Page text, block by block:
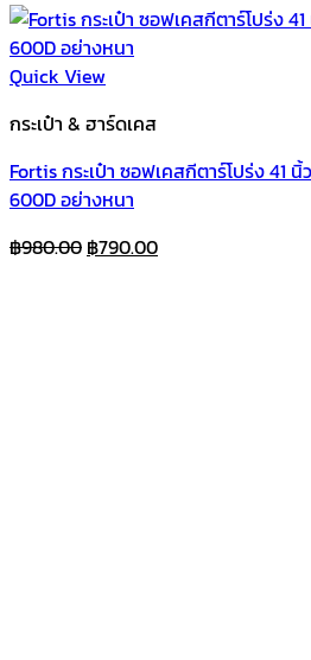
Quick View
กระเป๋า & ฮาร์ดเคส
Fortis กระเป๋า ซอฟเคสกีตาร์โปร่ง 41
600D อย่างหนา
฿980.00 Original
฿790.00Current